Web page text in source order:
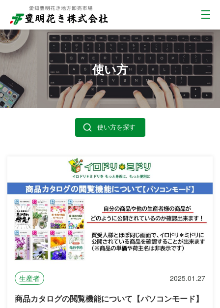
使い方
使い方を探す
生産者 2025.01.27
商品カタログの閲覧機能について【パソコンモード】